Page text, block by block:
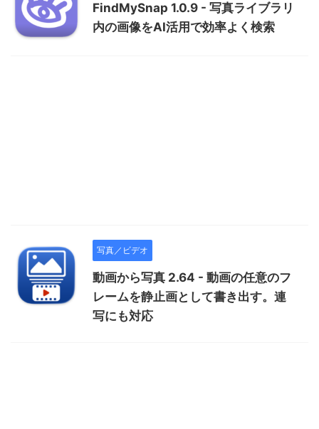
FindMySnap 1.0.9 - 写真ライブラリ
内の画像をAI活用で効率よく検索
写真／ビデオ
動画から写真 2.64 - 動画の任意のフ
レームを静止画として書き出す。連
写にも対応